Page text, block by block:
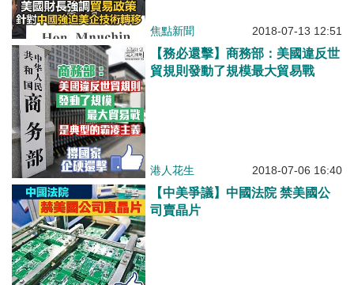
焦點新聞 2018-07-13 12:51
【務必還擊】商務部：美國違反世
貿規則發動了規模最大貿易戰
港人花生 2018-07-06 16:40
【中美爭議】中國法院 禁美國公
司賣晶片